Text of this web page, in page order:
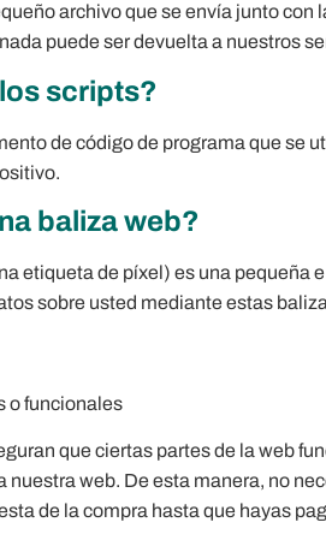
archivo que se envía junto
puede ser devuelta a nuestros
scripts?
de código de programa que se
baliza web?
etiqueta de píxel) es una pequeña
sobre usted mediante estas
o funcionales
que ciertas partes de la web
nuestra web. De esta manera, no
de la compra hasta que hayas